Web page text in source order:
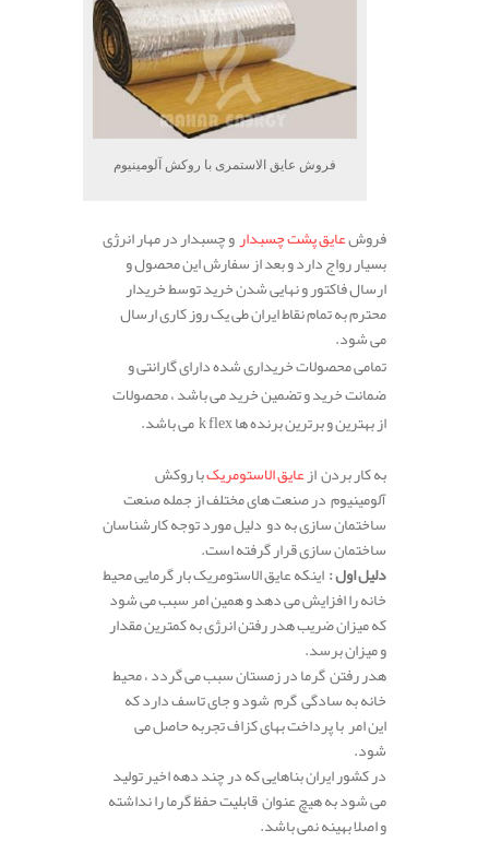
فروش عایق الاستمری با روکش آلومینیوم
فروشعایق پشت چسبدارو چسبدار در مهار انرژی
بسیار رواج دارد و بعد از سفارش این محصول و
ارسال فاکتور و نهایی شدن خرید توسط خریدار
محترم به تمام نقاط ایران طی یک روز کاری ارسال
می شود.
تمامی محصولات خریداری شده دارای گارانتی و
ضمانت خرید و تضمین خرید می باشد ، محصولات
از بهترین و برترین برنده ها k flex می باشد.
به کار بردن ازعایق الاستومریکبا روکش
آلومینیوم در صنعت های مختلف از جمله صنعت
ساختمان سازی به دو دلیل مورد توجه کارشناسان
ساختمان سازی قرار گرفته است.
دلیل اول :اینکه عایق الاستومریک بار گرمایی محیط
خانه را افزایش می دهد و همین امر سبب می شود
که میزان ضریب هدر رفتن انرژی به کمترین مقدار
و میزان برسد.
هدر رفتن گرما در زمستان سبب می گردد ، محیط
خانه به سادگی گرم شود و جای تاسف دارد که
این امر با پرداخت بهای کزاف تجربه حاصل می
شود.
در کشور ایران بناهایی که در چند دهه اخیر تولید
می شود به هیچ عنوان قابلیت حفظ گرما را نداشته
و اصلا بهینه نمی باشد.